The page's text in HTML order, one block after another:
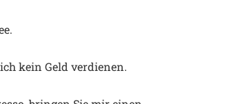
kein Geld verdienen.